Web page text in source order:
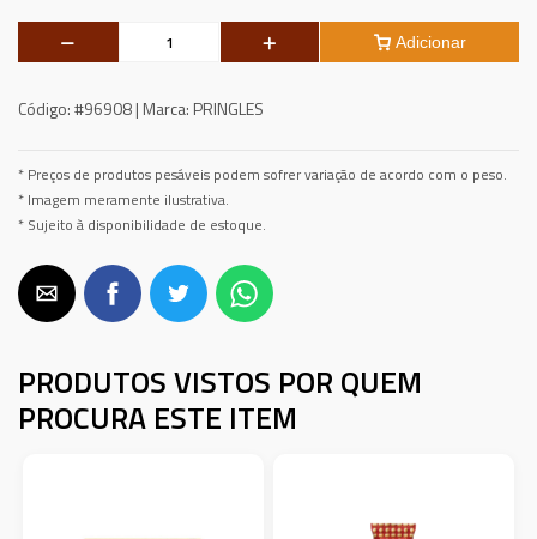
Adicionar
Código:#96908 | Marca: PRINGLES
* Preços de produtos pesáveis podem sofrer variação de acordo com o peso.
* Imagem meramente ilustrativa.
* Sujeito à disponibilidade de estoque.
PRODUTOS VISTOS POR QUEM
PROCURA ESTE ITEM